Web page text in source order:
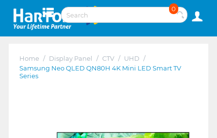
0
Home / Display Panel / CTV / UHD /
Samsung Neo QLED QN80H 4K Mini LED Smart TV
Series